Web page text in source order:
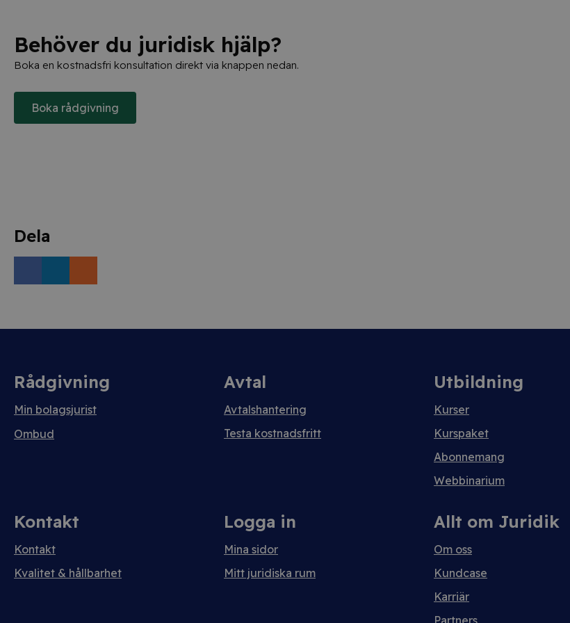
Behöver du juridisk hjälp?
Boka en kostnadsfri konsultation direkt via knappen nedan.
Boka rådgivning
Dela
Rådgivning
Min bolagsjurist
Ombud
Avtal
Avtalshantering
Testa kostnadsfritt
Utbildning
Kurser
Kurspaket
Abonnemang
Webbinarium
Kontakt
Kontakt
Kvalitet & hållbarhet
Logga in
Mina sidor
Mitt juridiska rum
Allt om Juridik
Om oss
Kundcase
Karriär
Partners